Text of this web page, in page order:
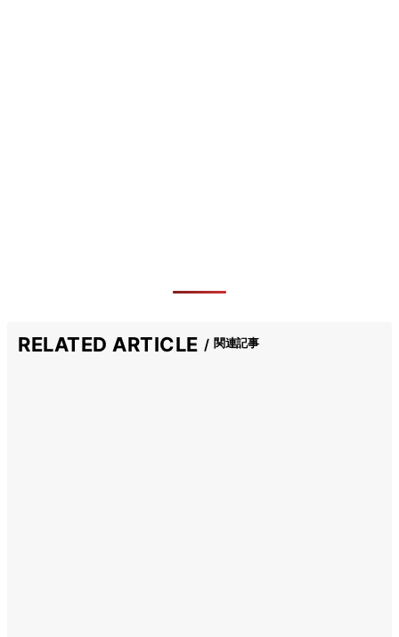
RELATED ARTICLE 関連記事